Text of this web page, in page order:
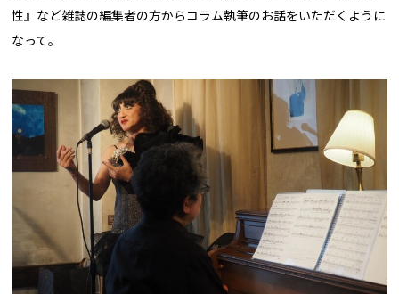
性』など雑誌の編集者の方からコラム執筆のお話をいただくように
なって。